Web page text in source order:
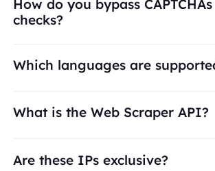
How do you bypass
checks?
Which languages are
What is the Web Scraper API?
Are these IPs exclusive?